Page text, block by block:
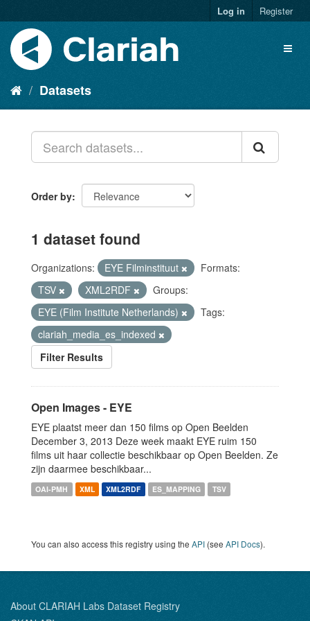
Log in Register
Datasets
Order by
1 dataset found
Organizations: EYE Filminstituut
Formats:
TSV
XML2RDF
Groups:
EYE (Film Institute Netherlands)
Tags:
clariah_media_es_indexed
Filter Results
Open Images - EYE
EYE plaatst meer dan 150 films op Open Beelden
December 3, 2013 Deze week maakt EYE ruim 150
films uit haar collectie beschikbaar op Open Beelden. Ze
zijn daarmee beschikbaar...
OAI-PMH XML XML2RDF ES_MAPPING TSV
You can also access this registry using the API (see API Docs).
About CLARIAH Labs Dataset Registry